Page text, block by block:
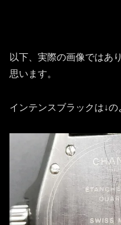
以下、実際の画像ではあ
思います。
インテンスブラックは↓の